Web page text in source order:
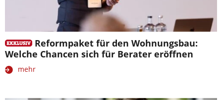
Reformpaket für den Wohnungsbau:
Welche Chancen sich für Berater eröffnen
mehr